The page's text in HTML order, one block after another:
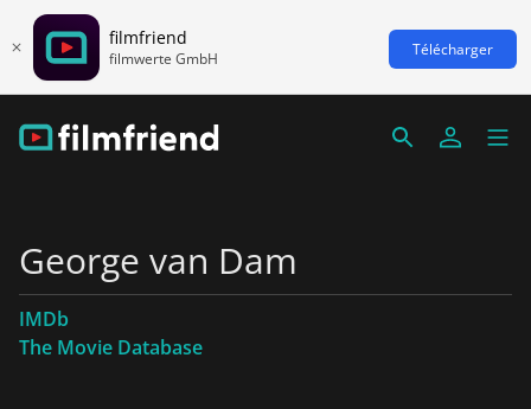
filmfriend
filmwerte GmbH Télécharger
George van Dam
IMDb
The Movie Database